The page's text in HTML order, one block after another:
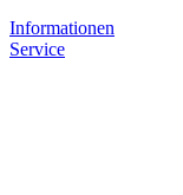
Informationen
Service